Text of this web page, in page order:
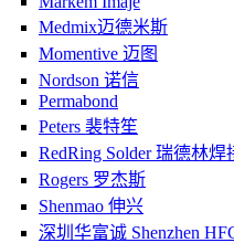
Medmix迈德米斯
Momentive 迈图
Nordson 诺信
Permabond
Peters 裴特笙
RedRing Solder 瑞德林焊
Rogers 罗杰斯
Shenmao 伸兴
深圳华富诚 Shenzhen